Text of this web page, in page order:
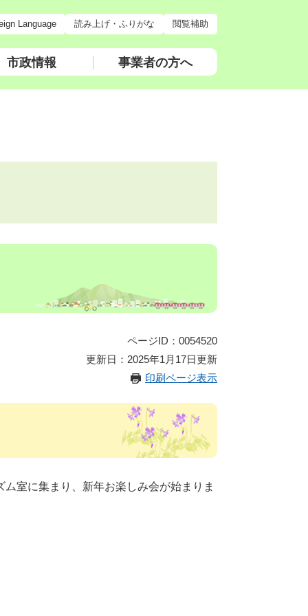
Language 読み上げ・ふりがな 閲覧補助
市政情報 事業者の方へ
ページID：0054520
更新日：2025年1月17日更新
印刷ページ表示
室に集まり、新年お楽しみ会が始まりま